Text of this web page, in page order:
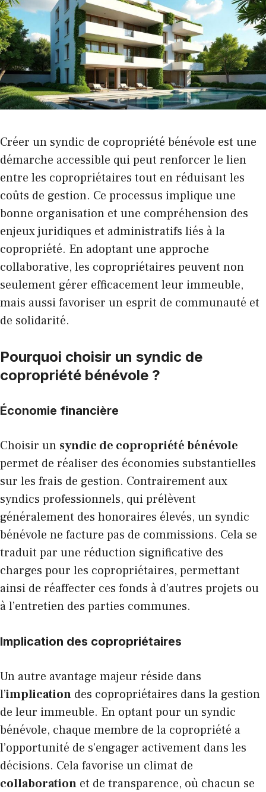
Créer un syndic de copropriété bénévole est une
démarche accessible qui peut renforcer le lien
entre les copropriétaires tout en réduisant les
coûts de gestion. Ce processus implique une
bonne organisation et une compréhension des
enjeux juridiques et administratifs liés à la
copropriété. En adoptant une approche
collaborative, les copropriétaires peuvent non
seulement gérer efficacement leur immeuble,
mais aussi favoriser un esprit de communauté et
de solidarité.
Pourquoi choisir un syndic de
copropriété bénévole ?
Économie financière
Choisir un syndic de copropriété bénévole
permet de réaliser des économies substantielles
sur les frais de gestion. Contrairement aux
syndics professionnels, qui prélèvent
généralement des honoraires élevés, un syndic
bénévole ne facture pas de commissions. Cela se
traduit par une réduction significative des
charges pour les copropriétaires, permettant
ainsi de réaffecter ces fonds à d’autres projets ou
à l’entretien des parties communes.
Implication des copropriétaires
Un autre avantage majeur réside dans
l’implication des copropriétaires dans la gestion
de leur immeuble. En optant pour un syndic
bénévole, chaque membre de la copropriété a
l’opportunité de s’engager activement dans les
décisions. Cela favorise un climat de
collaboration et de transparence, où chacun se